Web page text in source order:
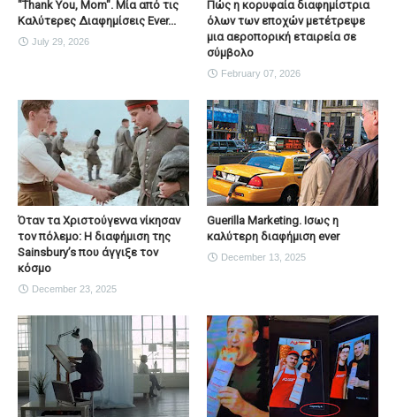
"Thank You, Mοm". Μία από τις
Καλύτερες Διαφημίσεις Ever...
July 29, 2026
Πώς η κορυφαία διαφημίστρια
όλων των εποχών μετέτρεψε
μια αεροπορική εταιρεία σε
σύμβολο
February 07, 2026
Όταν τα Χριστούγεννα νίκησαν
τον πόλεμο: Η διαφήμιση της
Sainsbury’s που άγγιξε τον
κόσμο
December 23, 2025
Guerilla Marketing. Ισως η
καλύτερη διαφήμιση ever
December 13, 2025